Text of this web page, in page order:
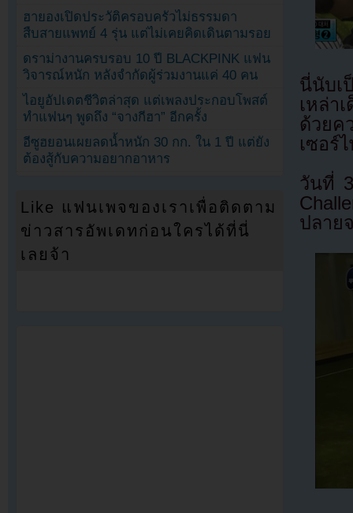
นี่นับเ
เหล่า
ด้วยค
เซอร์
วันที่
ปลาย
ฮายองเปิดประวัติครอบครัวไม่ธรรมดา
สืบสายแพทย์ 4 รุ่น แต่ไม่เคยคิดเดินตามรอย
ดราม่างานครบรอบ 10 ปี BLACKPINK แฟน
วิจารณ์หนัก หลังจำกัดผู้ร่วมงานแค่ 40 คน
ไอยูอัปเดตชีวิตล่าสุด แต่เพลงประกอบโพสต์
ทำแฟนๆ พูดถึง “จางกีฮา” อีกครั้ง
อีซูฮยอนเผยลดน้ำหนัก 30 กก. ใน 1 ปี แต่ยัง
ต้องสู้กับความอยากอาหาร
Like แฟนเพจของเราเพื่อติดตาม
ข่าวสารอัพเดทก่อนใครได้ที่นี่
เลยจ้า